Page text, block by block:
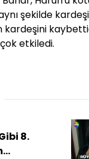
şekilde
kardeşini
etkiledi.
8.